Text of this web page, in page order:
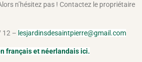
n’hésitez pas ! Contactez le propriétaire
12 – lesjardinsdesaintpierre@gmail.com
français et néerlandais ici.